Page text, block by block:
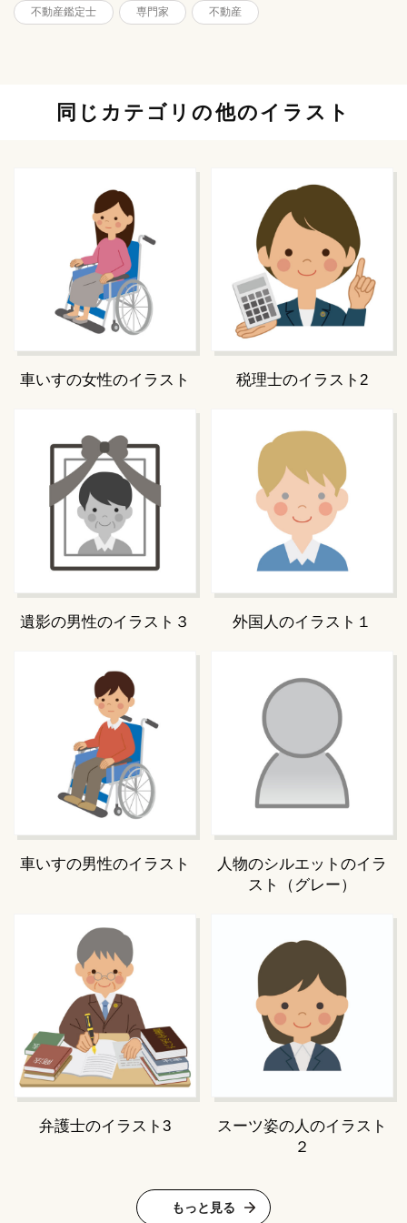
不動産鑑定士 専門家 不動産
同じカテゴリの他のイラスト
車いすの女性のイラスト 税理士のイラスト2
遺影の男性のイラスト３ 外国人のイラスト１
車いすの男性のイラスト
人物のシルエットのイラ
スト（グレー）
弁護士のイラスト3
スーツ姿の人のイラスト
２
もっと見る